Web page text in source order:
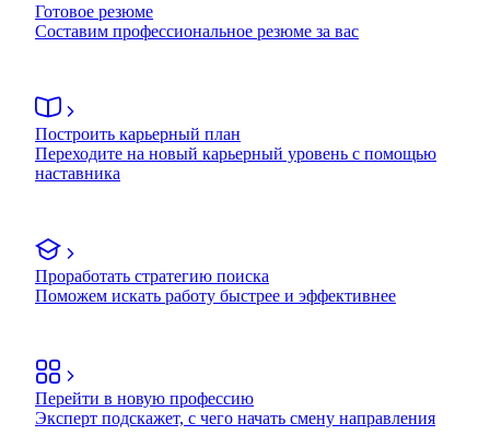
Готовое резюме
Составим профессиональное резюме за вас
Построить карьерный план
Переходите на новый карьерный уровень с помощью
наставника
Проработать стратегию поиска
Поможем искать работу быстрее и эффективнее
Перейти в новую профессию
Эксперт подскажет, с чего начать смену направления